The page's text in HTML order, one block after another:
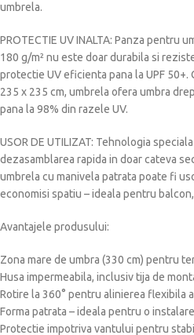
umbrela.
PROTECTIE UV INALTA: Panza pentru
180 g/m² nu este doar durabila si
protectie UV eficienta pana la UPF
235 x 235 cm, umbrela ofera umbra
pana la 98% din razele UV.
USOR DE UTILIZAT: Tehnologia
dezasamblarea rapida in doar cateva
umbrela cu manivela patrata poate fi
economisi spatiu – ideala pentru
Avantajele produsului:
Zona mare de umbra (330 cm) pentru
Husa impermeabila, inclusiv tija de
Rotire la 360° pentru alinierea flexibila
Forma patrata – ideala pentru o
Protectie impotriva vantului pentru